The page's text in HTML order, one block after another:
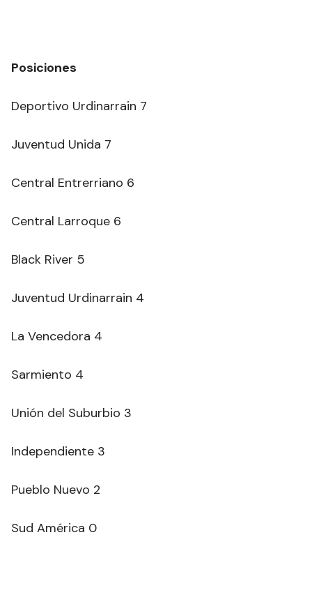
Posiciones
Deportivo Urdinarrain 7
Juventud Unida 7
Central Entrerriano 6
Central Larroque 6
Black River 5
Juventud Urdinarrain 4
La Vencedora 4
Sarmiento 4
Unión del Suburbio 3
Independiente 3
Pueblo Nuevo 2
Sud América 0